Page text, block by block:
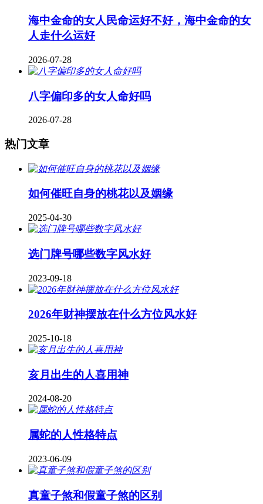
海中金命的女人民命运好不好，海中金命的女
人走什么运好
2026-07-28
八字偏印多的女人命好吗
2026-07-28
热门文章
如何催旺自身的桃花以及姻缘
2025-04-30
​选门牌号哪些数字风水好
2023-09-18
2026年财神摆放在什么方位风水好
2025-10-18
亥月出生的人喜用神
2024-08-20
属蛇的人性格特点
2023-06-09
真童子煞和假童子煞的区别